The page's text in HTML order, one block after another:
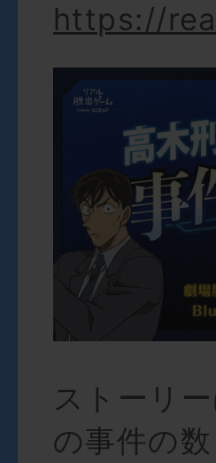
https://
ストーリ
の事件の数